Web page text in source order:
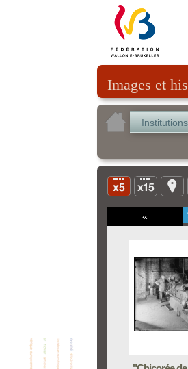
Images et
Institutions
«